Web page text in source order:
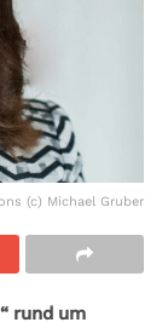
(c) Michael Gruber
rund um